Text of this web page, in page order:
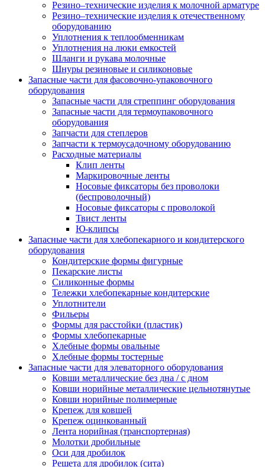
Резино–технические изделия к молочной арматуре
Резино–технические изделия к отечественному
оборудованию
Уплотнения к теплообменникам
Уплотнения на люки емкостей
Шланги и рукава молочные
Шнуры резиновые и силиконовые
Запасные части для фасовочно-упаковочного
оборудования
Запасные части для стреппинг оборудования
Запасные части для термоупаковочного
оборудования
Запчасти для степлеров
Запчасти к термоусадочному оборудованию
Расходные материалы
Клип ленты
Маркировочные ленты
Носовые фиксаторы без проволоки
(беспроволочный)
Носовые фиксаторы с проволокой
Твист ленты
Ю-клипсы
Запасные части для хлебопекарного и кондитерского
оборудования
Кондитерские формы фигурные
Пекарские листы
Силиконные формы
Тележки хлебопекарные кондитерские
Уплотнители
Фильеры
Формы для расстойки (пластик)
Формы хлебопекарные
Хлебные формы овальные
Хлебные формы тостерные
Запасные части для элеваторного оборудования
Ковши металлические без дна / с дном
Ковши норийные металлические цельнотянутые
Ковши норийные полимерные
Крепеж для ковшей
Крепеж оцинкованный
Лента норийная (транспортерная)
Молотки дробильные
Оси для дробилок
Решета для дробилок (сита)